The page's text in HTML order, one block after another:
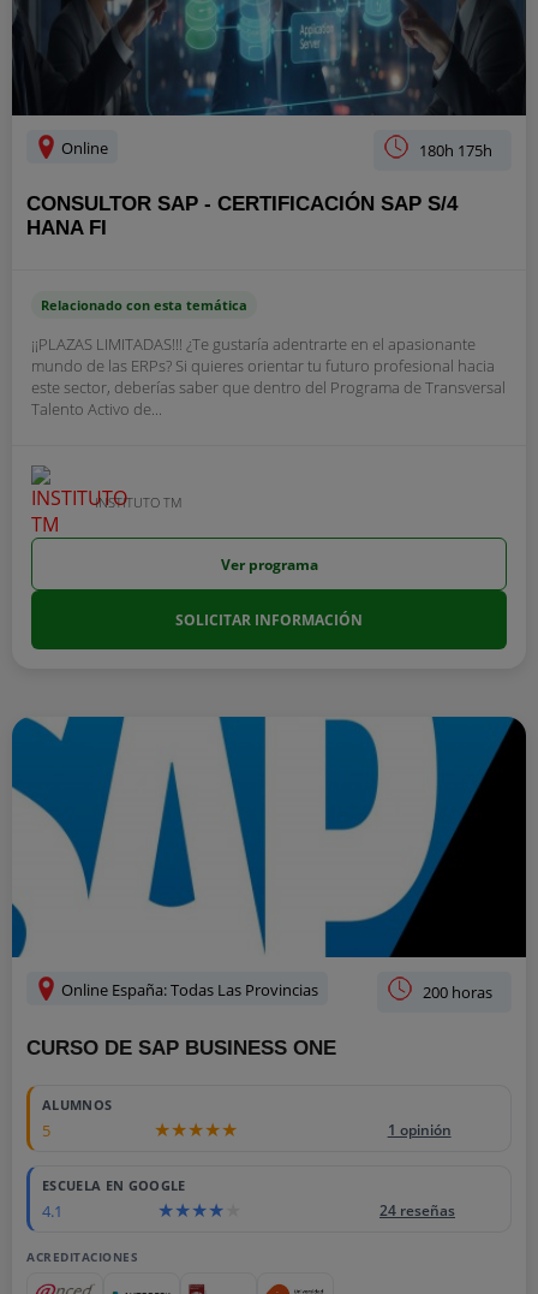
Online 180h 175h
CONSULTOR SAP - CERTIFICACIÓN SAP S/4
HANA FI
Relacionado con esta temática
¡¡PLAZAS LIMITADAS!!! ¿Te gustaría adentrarte en el apasionante
mundo de las ERPs? Si quieres orientar tu futuro profesional hacia
este sector, deberías saber que dentro del Programa de Transversal
Talento Activo de...
INSTITUTO TM
Ver programa
SOLICITAR INFORMACIÓN
Online España: Todas Las Provincias 200 horas
CURSO DE SAP BUSINESS ONE
ALUMNOS
5 1 opinión
ESCUELA EN GOOGLE
4.1 24 reseñas
ACREDITACIONES